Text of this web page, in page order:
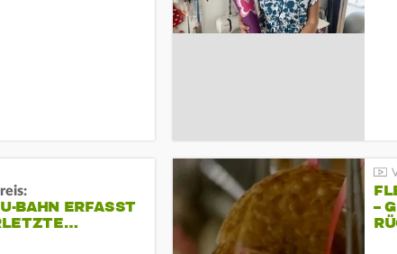
BAHN ERFASST
–